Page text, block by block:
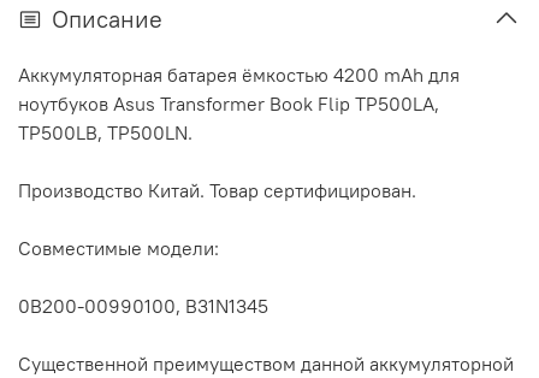
Описание
Аккумуляторная батарея ёмкостью 4200 mAh для
ноутбуков Asus Transformer Book Flip TP500LA,
TP500LB, TP500LN.
Производство Китай. Товар сертифицирован.
Совместимые модели:
0B200-00990100, B31N1345
Существенной преимуществом данной аккумуляторной